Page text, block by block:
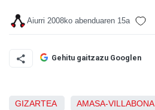
Aiurri 2008ko abenduaren 15a
Gehitu gaitzazu Googlen
GIZARTEA AMASA-VILLABONA